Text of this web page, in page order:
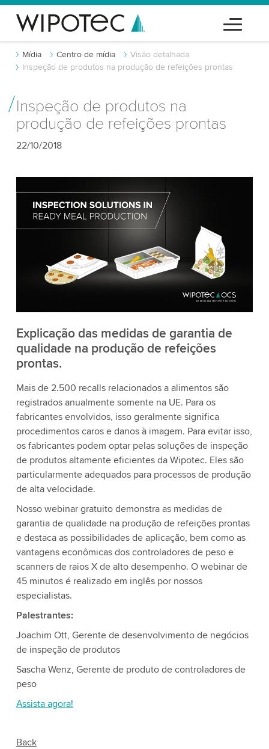
Mídia Centro de mídia
Visão detalhada
Inspeção de produtos na produção de refeições prontas
Inspeção de produtos na
produção de refeições prontas
22/10/2018
Explicação das medidas de garantia de
qualidade na produção de refeições
prontas.
Mais de 2.500 recalls relacionados a alimentos são
registrados anualmente somente na UE. Para os
fabricantes envolvidos, isso geralmente significa
procedimentos caros e danos à imagem. Para evitar isso,
os fabricantes podem optar pelas soluções de inspeção
de produtos altamente eficientes da Wipotec. Eles são
particularmente adequados para processos de produção
de alta velocidade.
Nosso webinar gratuito demonstra as medidas de
garantia de qualidade na produção de refeições prontas
e destaca as possibilidades de aplicação, bem como as
vantagens econômicas dos controladores de peso e
scanners de raios X de alto desempenho. O webinar de
45 minutos é realizado em inglês por nossos
especialistas.
Palestrantes:
Joachim Ott, Gerente de desenvolvimento de negócios
de inspeção de produtos
Sascha Wenz, Gerente de produto de controladores de
peso
Assista agora!
Back